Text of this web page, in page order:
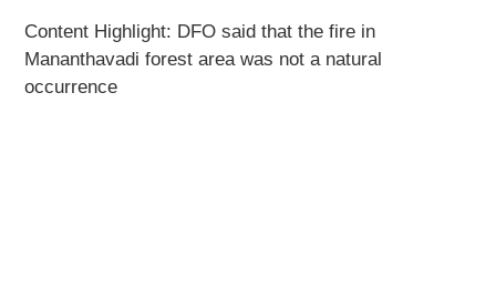
Content Highlight: DFO said that the fire in
Mananthavadi forest area was not a natural
occurrence